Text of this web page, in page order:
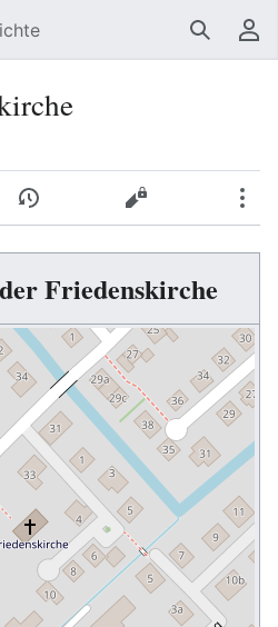
Suchen
Versionsgeschichte
Quelltext
Friedenskirche